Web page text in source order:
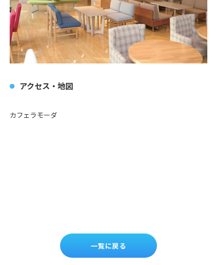
アクセス・地図
カフェラモーダ
一覧に戻る